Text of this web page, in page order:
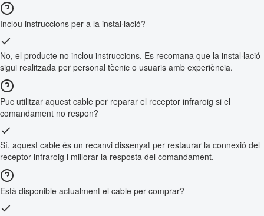
Inclou instruccions per a la instal·lació?
No, el producte no inclou instruccions. Es recomana que la instal·lació
sigui realitzada per personal tècnic o usuaris amb experiència.
Puc utilitzar aquest cable per reparar el receptor infraroig si el
comandament no respon?
Sí, aquest cable és un recanvi dissenyat per restaurar la connexió del
receptor infraroig i millorar la resposta del comandament.
Està disponible actualment el cable per comprar?